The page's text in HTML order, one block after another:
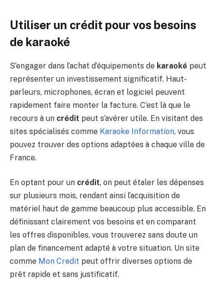
Utiliser un crédit pour vos besoins
de karaoké
S’engager dans l’achat d’équipements de karaoké peut
représenter un investissement significatif. Haut-
parleurs, microphones, écran et logiciel peuvent
rapidement faire monter la facture. C’est là que le
recours à un crédit peut s’avérer utile. En visitant des
sites spécialisés comme Karaoke Information, vous
pouvez trouver des options adaptées à chaque ville de
France.
En optant pour un crédit, on peut étaler les dépenses
sur plusieurs mois, rendant ainsi l’acquisition de
matériel haut de gamme beaucoup plus accessible. En
définissant clairement vos besoins et en comparant
les offres disponibles, vous trouverez sans doute un
plan de financement adapté à votre situation. Un site
comme Mon Credit peut offrir diverses options de
prêt rapide et sans justificatif.